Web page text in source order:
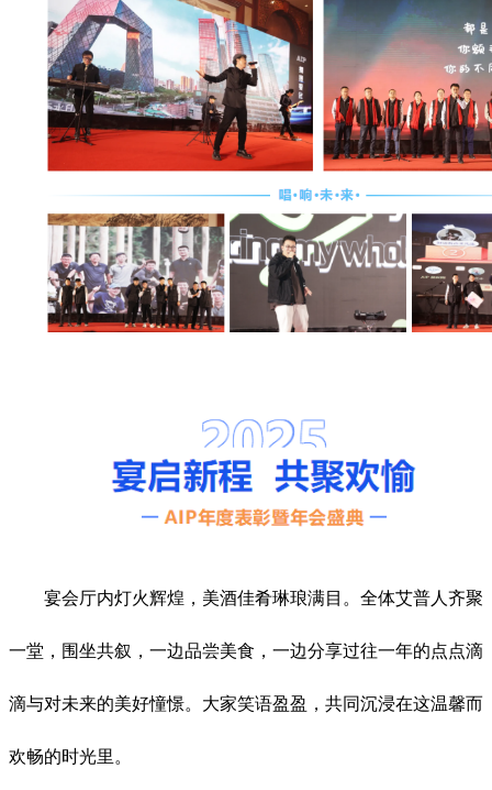
宴会厅内灯火辉煌，美酒佳肴琳琅满目。全体艾普人齐聚
一堂，围坐共叙，一边品尝美食，一边分享过往一年的点点滴
滴与对未来的美好憧憬。大家笑语盈盈，共同沉浸在这温馨而
欢畅的时光里。